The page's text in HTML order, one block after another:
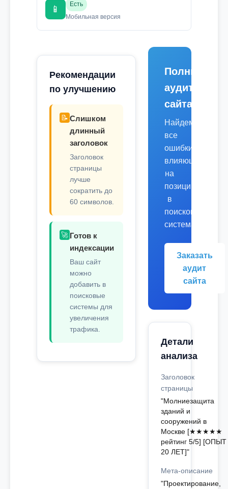
📱
Есть
Мобильная версия
Рекомендации
по улучшению
📝 Слишком
длинный
заголовок
Заголовок
страницы
лучше
сократить до
60 символов.
🚀 Готов к
индексации
Ваш сайт
можно
добавить в
поисковые
системы для
увеличения
трафика.
Полный
аудит
сайта
Найдем
все
ошибки,
влияющие
на
позиции
в
поисковых
системах.
Заказать
аудит
сайта
Детали
анализа
Заголовок
страницы
"Молниезащита
зданий и
сооружений в
Москве [★★★★★
рейтинг 5/5] [ОПЫТ
20 ЛЕТ]"
Мета-описание
"Проектирование,